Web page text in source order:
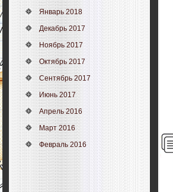
Январь 2018
Декабрь 2017
Ноябрь 2017
Октябрь 2017
Сентябрь 2017
Июнь 2017
Апрель 2016
Март 2016
Февраль 2016